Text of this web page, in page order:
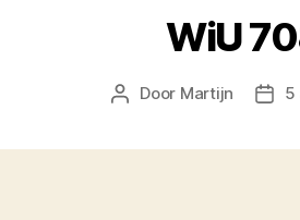
WiU
Berichtauteur
Door Martijn 5